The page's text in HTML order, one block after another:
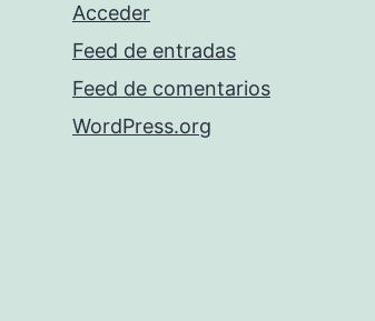
Acceder
Feed de entradas
Feed de comentarios
WordPress.org